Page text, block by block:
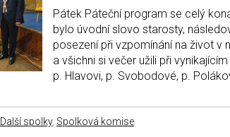
Pátek Páteční program se celý
bylo úvodní slovo starosty,
posezení při vzpomínání na život v
a všichni si večer užili při
p. Hlavovi, p. Svobodové, p.
Další spolky, Spolková komise